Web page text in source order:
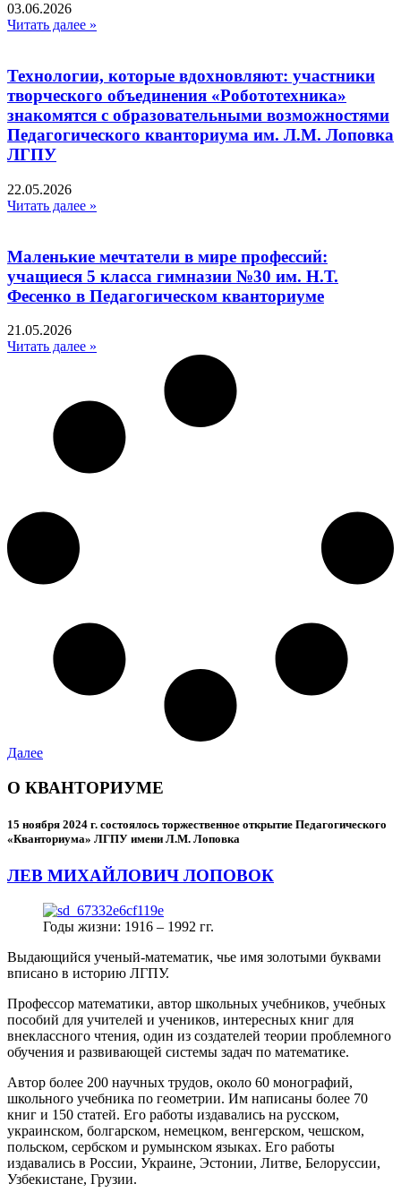
03.06.2026
Читать далее »
Технологии, которые вдохновляют: участники
творческого объединения «Робототехника»
знакомятся с образовательными возможностями
Педагогического кванториума им. Л.М. Лоповка
ЛГПУ
22.05.2026
Читать далее »
Маленькие мечтатели в мире профессий:
учащиеся 5 класса гимназии №30 им. Н.Т.
Фесенко в Педагогическом кванториуме
21.05.2026
Читать далее »
Далее
О КВАНТОРИУМЕ
15 ноября 2024 г. состоялось торжественное открытие Педагогического
«Кванториума» ЛГПУ имени Л.М. Лоповка
ЛЕВ МИХАЙЛОВИЧ ЛОПОВОК
Годы жизни: 1916 – 1992 гг.
Выдающийся ученый-математик, чье имя золотыми буквами
вписано в историю ЛГПУ.
Профессор математики, автор школьных учебников, учебных
пособий для учителей и учеников, интересных книг для
внеклассного чтения, один из создателей теории проблемного
обучения и развивающей системы задач по математике.
Автор более 200 научных трудов, около 60 монографий,
школьного учебника по геометрии. Им написаны более 70
книг и 150 статей. Его работы издавались на русском,
украинском, болгарском, немецком, венгерском, чешском,
польском, сербском и румынском языках. Его работы
издавались в России, Украине, Эстонии, Литве, Белоруссии,
Узбекистане, Грузии.